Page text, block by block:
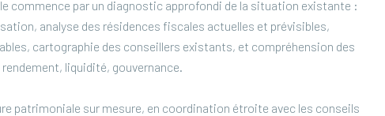
par un diagnostic approfondi de la situation existante :
analyse des résidences fiscales actuelles et prévisibles,
cartographie des conseillers existants, et compréhension des
liquidité, gouvernance.
patrimoniale sur mesure, en coordination étroite avec les conseils